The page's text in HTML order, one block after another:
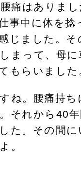
痛はありま
事中に体を捻
じました。そ
まって、母に
もらいました
ね。腰痛持ち
それから40
た。その間に
。